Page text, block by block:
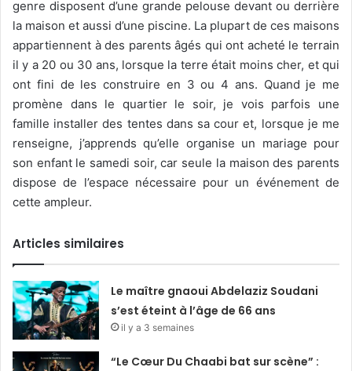
genre disposent d’une grande pelouse devant ou derrière
la maison et aussi d’une piscine. La plupart de ces maisons
appartiennent à des parents âgés qui ont acheté le terrain
il y a 20 ou 30 ans, lorsque la terre était moins cher, et qui
ont fini de les construire en 3 ou 4 ans. Quand je me
promène dans le quartier le soir, je vois parfois une
famille installer des tentes dans sa cour et, lorsque je me
renseigne, j’apprends qu’elle organise un mariage pour
son enfant le samedi soir, car seule la maison des parents
dispose de l’espace nécessaire pour un événement de
cette ampleur.
Articles similaires
Le maître gnaoui Abdelaziz Soudani
s’est éteint à l’âge de 66 ans
il y a 3 semaines
“Le Cœur Du Chaabi bat sur scène” :